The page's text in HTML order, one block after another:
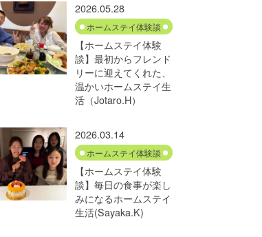
2026.05.28
ホームステイ体験談
【ホームステイ体験
談】最初からフレンド
リーに迎えてくれた、
温かいホームステイ生
活（Jotaro.H）
2026.03.14
ホームステイ体験談
【ホームステイ体験
談】毎日の食事が楽し
みになるホームステイ
生活(Sayaka.K)